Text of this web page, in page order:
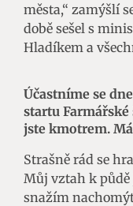
města,“ zamýšlí
době sešel s
Hladíkem a
Účastníme se
startu
jste kmotrem.
Strašně rád se
Můj vztah k půdě
snažím